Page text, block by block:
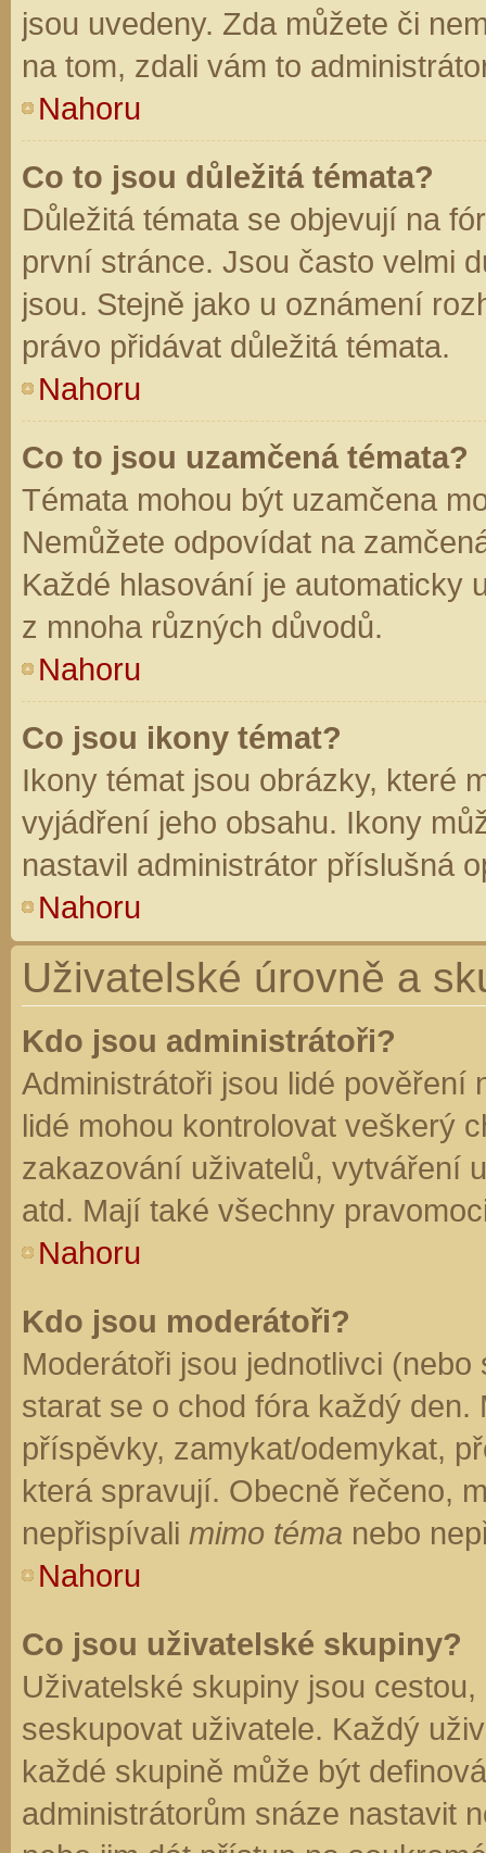
jsou uvedeny. Zda můžete či
na tom, zdali vám to
Nahoru
Co to jsou důležitá témata?
Důležitá témata se objevují na
první stránce. Jsou často velmi
jsou. Stejně jako u oznámení
právo přidávat důležitá témata.
Nahoru
Co to jsou uzamčená témata?
Témata mohou být uzamčena
Nemůžete odpovídat na
Každé hlasování je automaticky
z mnoha různých důvodů.
Nahoru
Co jsou ikony témat?
Ikony témat jsou obrázky, které
vyjádření jeho obsahu. Ikony
nastavil administrátor příslušná
Nahoru
Uživatelské úrovně a
Kdo jsou administrátoři?
Administrátoři jsou lidé pověření
lidé mohou kontrolovat veškerý
zakazování uživatelů, vytváření
atd. Mají také všechny
Nahoru
Kdo jsou moderátoři?
Moderátoři jsou jednotlivci
starat se o chod fóra každý
příspěvky, zamykat/odemykat,
která spravují. Obecně řečeno,
nepřispívali mimo téma nebo
Nahoru
Co jsou uživatelské skupiny?
Uživatelské skupiny jsou
seskupovat uživatele. Každý
každé skupině může být
administrátorům snáze nastavit